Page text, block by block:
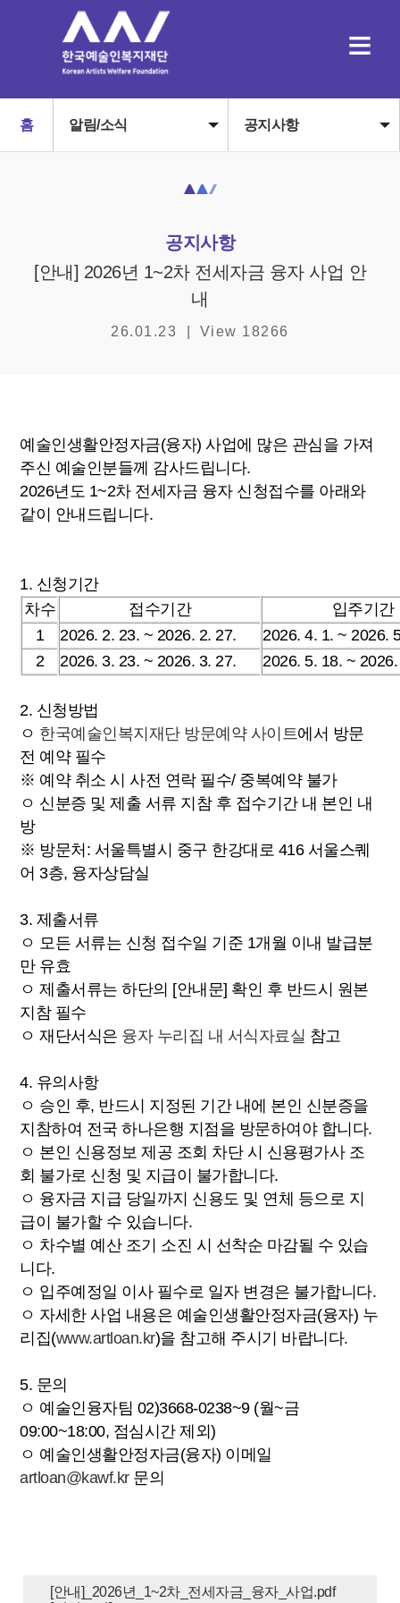
≡
홈 알림/소식 공지사항
공지사항
[안내] 2026년 1~2차 전세자금 융자 사업 안
내
26.01.23 View 18266
예술인생활안정자금(융자) 사업에 많은 관심을 가져
주신 예술인분들께 감사드립니다.
2026년도 1~2차 전세자금 융자 신청접수를 아래와
같이 안내드립니다.
1. 신청기간
차수
접수기간
입주기간
1
2026. 2. 23. ~ 2026. 2. 27.
2026. 4. 1. ~ 2026.
2
2026. 3. 23. ~ 2026. 3. 27. 2026. 5. 18. ~
2. 신청방법
ㅇ 한국예술인복지재단 방문예약 사이트에서 방문
전 예약 필수
※ 예약 취소 시 사전 연락 필수/ 중복예약 불가
ㅇ 신분증 및 제출 서류 지참 후 접수기간 내 본인 내
방
※ 방문처: 서울특별시 중구 한강대로 416 서울스퀘
어 3층, 융자상담실
3. 제출서류
ㅇ 모든 서류는 신청 접수일 기준 1개월 이내 발급분
만 유효
ㅇ 제출서류는 하단의 [안내문] 확인 후 반드시 원본
지참 필수
ㅇ 재단서식은 융자 누리집 내 서식자료실 참고
4. 유의사항
ㅇ 승인 후, 반드시 지정된 기간 내에 본인 신분증을
지참하여 전국 하나은행 지점을 방문하여야 합니다.
ㅇ 본인 신용정보 제공 조회 차단 시 신용평가사 조
회 불가로 신청 및 지급이 불가합니다.
ㅇ 융자금 지급 당일까지 신용도 및 연체 등으로 지
급이 불가할 수 있습니다.
ㅇ 차수별 예산 조기 소진 시 선착순 마감될 수 있습
니다.
ㅇ 입주예정일 이사 필수로 일자 변경은 불가합니다.
ㅇ 자세한 사업 내용은 예술인생활안정자금(융자) 누
리집(www.artloan.kr)을 참고해 주시기 바랍니다.
5. 문의
ㅇ 예술인융자팀 02)3668-0238~9 (월~금
09:00~18:00, 점심시간 제외)
ㅇ 예술인생활안정자금(융자) 이메일
artloan@kawf.kr문의
[안내]_2026년_1~2차_전세자금_융자_사업.pdf